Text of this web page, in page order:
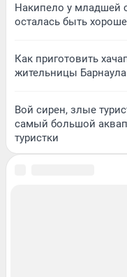
Накипело у младшей
осталась быть
Как приготовить
жительницы Барнаула
Вой сирен, злые
самый большой
туристки